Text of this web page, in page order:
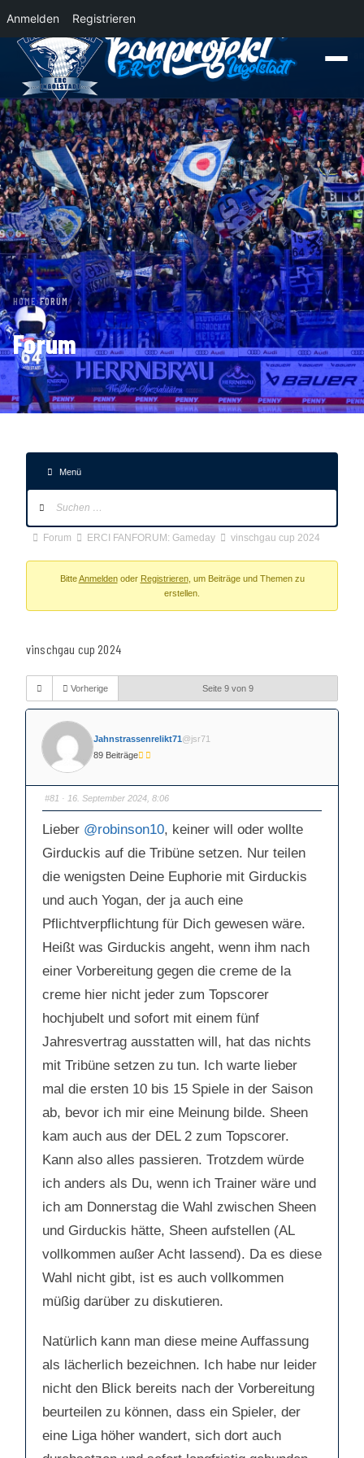
Anmelden Registrieren
NewsDer Panther Express 2026/2027 rollt nach Krefeld! Wohin rollt der
HOME›FORUM
Forum
Menü
Navigation
Forum-
Breadcrumbs
hier:
Forum ERCI FANFORUM: Gameday vinschgau cup 2024
BitteAnmeldenoder Registrieren, um Beiträge und Themen zu
erstellen.
vinschgau cup 2024
Vorherige Seite 9 von 9
Jahnstrassenrelikt71@jsr71
89 Beiträge
#81 · 16. September 2024, 8:06
Lieber @robinson10, keiner will oder wollte
Girduckis auf die Tribüne setzen. Nur teilen
die wenigsten Deine Euphorie mit Girduckis
und auch Yogan, der ja auch eine
Pflichtverpflichtung für Dich gewesen wäre.
Heißt was Girduckis angeht, wenn ihm nach
einer Vorbereitung gegen die creme de la
creme hier nicht jeder zum Topscorer
hochjubelt und sofort mit einem fünf
Jahresvertrag ausstatten will, hat das nichts
mit Tribüne setzen zu tun. Ich warte lieber
mal die ersten 10 bis 15 Spiele in der Saison
ab, bevor ich mir eine Meinung bilde. Sheen
kam auch aus der DEL 2 zum Topscorer.
Kann also alles passieren. Trotzdem würde
ich anders als Du, wenn ich Trainer wäre und
ich am Donnerstag die Wahl zwischen Sheen
und Girduckis hätte, Sheen aufstellen (AL
vollkommen außer Acht lassend). Da es diese
Wahl nicht gibt, ist es auch vollkommen
müßig darüber zu diskutieren.
Natürlich kann man diese meine Auffassung
als lächerlich bezeichnen. Ich habe nur leider
nicht den Blick bereits nach der Vorbereitung
beurteilen zu können, dass ein Spieler, der
eine Liga höher wandert, sich dort auch